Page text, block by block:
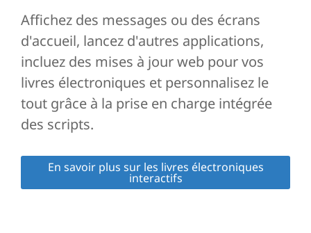
Affichez des messages ou des écrans
d'accueil, lancez d'autres applications,
incluez des mises à jour web pour vos
livres électroniques et personnalisez le
tout grâce à la prise en charge intégrée
des scripts.
En savoir plus sur les livres électroniques
interactifs